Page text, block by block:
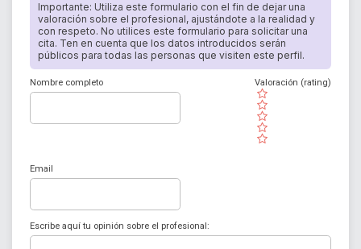
Importante: Utiliza este formulario con el fin de dejar una
valoración sobre el profesional, ajustándote a la realidad y
con respeto. No utilices este formulario para solicitar una
cita. Ten en cuenta que los datos introducidos serán
públicos para todas las personas que visiten este perfil.
Nombre completo
( )
( )
( )
( )
( )
Valoración (rating)
Email
Escribe aquí tu opinión sobre el profesional: